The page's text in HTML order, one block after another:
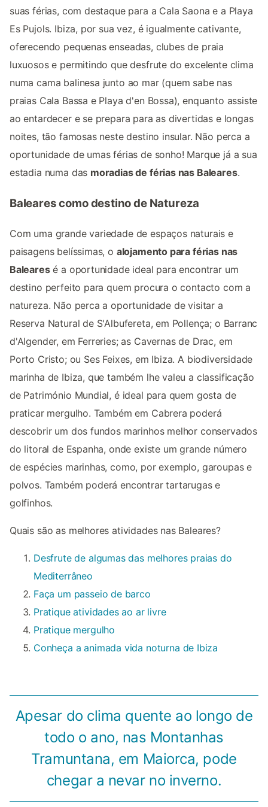
suas férias, com destaque para a Cala Saona e a Playa
Es Pujols. Ibiza, por sua vez, é igualmente cativante,
oferecendo pequenas enseadas, clubes de praia
luxuosos e permitindo que desfrute do excelente clima
numa cama balinesa junto ao mar (quem sabe nas
praias Cala Bassa e Playa d'en Bossa), enquanto assiste
ao entardecer e se prepara para as divertidas e longas
noites, tão famosas neste destino insular. Não perca a
oportunidade de umas férias de sonho! Marque já a sua
estadia numa das moradias de férias nas Baleares.
Baleares como destino de Natureza
Com uma grande variedade de espaços naturais e
paisagens belíssimas, o alojamento para férias nas
Balearesé a oportunidade ideal para encontrar um
destino perfeito para quem procura o contacto com a
natureza. Não perca a oportunidade de visitar a
Reserva Natural de S'Albufereta, em Pollença; o Barranc
d'Algender, em Ferreries; as Cavernas de Drac, em
Porto Cristo; ou Ses Feixes, em Ibiza. A biodiversidade
marinha de Ibiza, que também lhe valeu a classificação
de Património Mundial, é ideal para quem gosta de
praticar mergulho. Também em Cabrera poderá
descobrir um dos fundos marinhos melhor conservados
do litoral de Espanha, onde existe um grande número
de espécies marinhas, como, por exemplo, garoupas e
polvos. Também poderá encontrar tartarugas e
golfinhos.
Quais são as melhores atividades nas Baleares?
Desfrute de algumas das melhores praias do
Mediterrâneo
Faça um passeio de barco
Pratique atividades ao ar livre
Pratique mergulho
Conheça a animada vida noturna de Ibiza
Apesar do clima quente ao longo de
todo o ano, nas Montanhas
Tramuntana, em Maiorca, pode
chegar a nevar no inverno.